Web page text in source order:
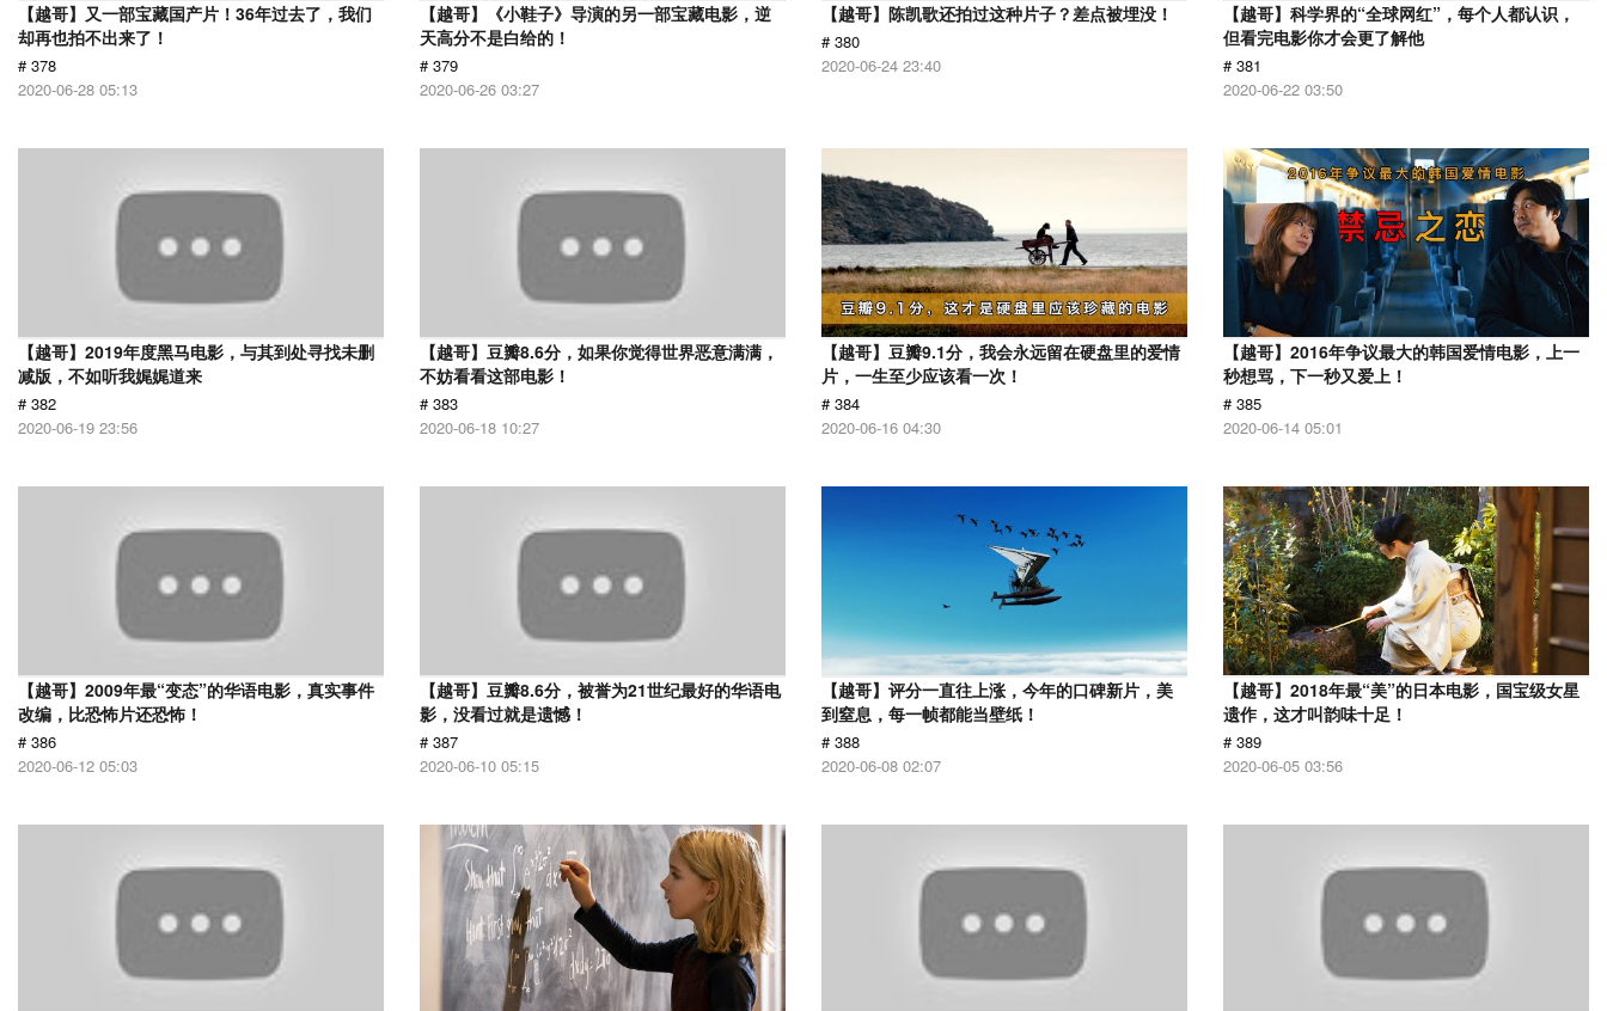
【越哥】又一部宝藏国产片！36年过去了，我们
却再也拍不出来了！
# 378
2020-06-28 05:13
【越哥】《小鞋子》导演的另一部宝藏电影，逆
天高分不是白给的！
# 379
2020-06-26 03:27
【越哥】陈凯歌还拍过这种片子？差点被埋没！
# 380
2020-06-24 23:40
【越哥】科学界的“全球网红”，每个人都认识，
但看完电影你才会更了解他
# 381
2020-06-22 03:50
【越哥】2019年度黑马电影，与其到处寻找未删
减版，不如听我娓娓道来
# 382
2020-06-19 23:56
【越哥】豆瓣8.6分，如果你觉得世界恶意满满，
不妨看看这部电影！
# 383
2020-06-18 10:27
【越哥】豆瓣9.1分，我会永远留在硬盘里的爱情
片，一生至少应该看一次！
# 384
2020-06-16 04:30
【越哥】2016年争议最大的韩国爱情电影，上一
秒想骂，下一秒又爱上！
# 385
2020-06-14 05:01
【越哥】2009年最“变态”的华语电影，真实事件
改编，比恐怖片还恐怖！
# 386
2020-06-12 05:03
【越哥】豆瓣8.6分，被誉为21世纪最好的华语电
影，没看过就是遗憾！
# 387
2020-06-10 05:15
【越哥】评分一直往上涨，今年的口碑新片，美
到窒息，每一帧都能当壁纸！
# 388
2020-06-08 02:07
【越哥】2018年最“美”的日本电影，国宝级女星
遗作，这才叫韵味十足！
# 389
2020-06-05 03:56